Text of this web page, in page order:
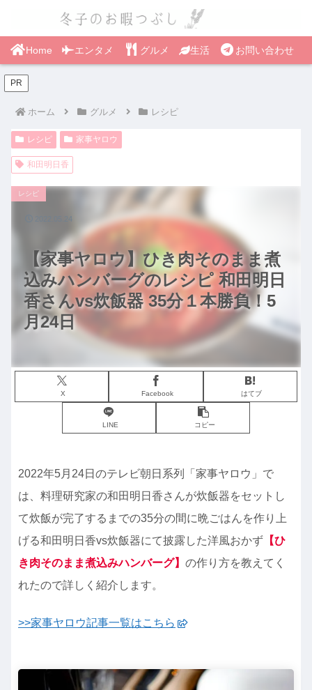
Home エンタメ グルメ 生活 お問い合わせ
PR
ホーム グルメ レシピ
レシピ 家事ヤロウ
和田明日香
【家事ヤロウ】ひき肉そのまま煮
込みハンバーグのレシピ 和田明日
香さんvs炊飯器 35分１本勝負！5
月24日
レシピ
X Facebook はてブ
LINE コピー
2022.05.24
2022年5月24日のテレビ朝日系列「家事ヤロウ」で
は、料理研究家の和田明日香さんが炊飯器をセットし
て炊飯が完了するまでの35分の間に晩ごはんを作り上
げる和田明日香vs炊飯器にて披露した洋風おかず 【ひ
き肉そのまま煮込みハンバーグ】 の作り方を教えてく
れたので詳しく紹介します。
>>家事ヤロウ記事一覧はこちら